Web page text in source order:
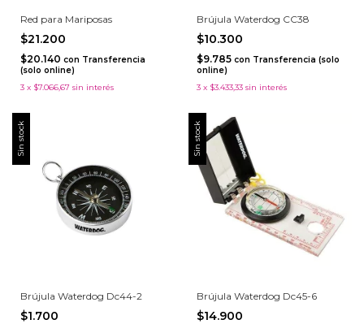
Red para Mariposas
$21.200
$20.140 con Transferencia
(solo online)
3 x $7.066,67 sin interés
Brújula Waterdog CC38
$10.300
$9.785 con Transferencia (solo
online)
3 x $3.433,33 sin interés
Sin stock
Brújula Waterdog Dc44-2
$1.700
Sin stock
Brújula Waterdog Dc45-6
$14.900